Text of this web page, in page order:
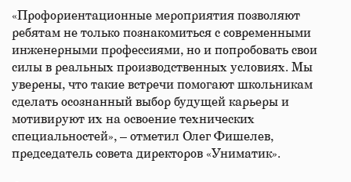
«Профориентационные мероприятия позволяют
ребятам не только познакомиться с современными
инженерными профессиями, но и попробовать свои
силы в реальных производственных условиях. Мы
уверены, что такие встречи помогают школьникам
сделать осознанный выбор будущей карьеры и
мотивируют их на освоение технических
специальностей», – отметил Олег Фишелев,
председатель совета директоров «Униматик».